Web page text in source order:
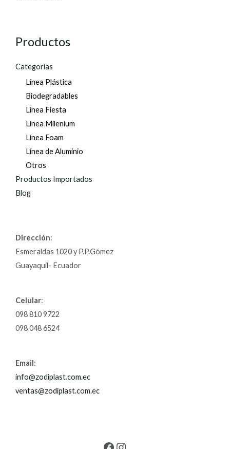
Productos
Categorías
Línea Plástica
Biodegradables
Línea Fiesta
Línea Milenium
Línea Foam
Línea de Aluminio
Otros
Productos Importados
Blog
Dirección:
Esmeraldas 1020 y P.P.Gómez
Guayaquil- Ecuador
Celular:
098 810 9722
098 048 6524
Email:
info@zodiplast.com.ec
ventas@zodiplast.com.ec